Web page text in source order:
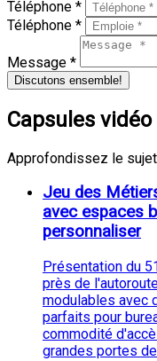
Téléphone *
Téléphone *
Message *
Discutons ensemble!
Capsules
Approfondissez le
Jeu des
avec espaces
personnaliser
Présentation du
près de
modulables avec
parfaits pour
commodité
grandes portes